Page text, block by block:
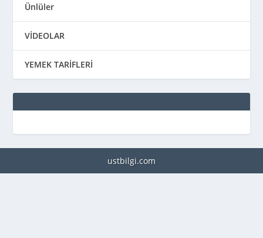
Ünlüler
VİDEOLAR
YEMEK TARİFLERİ
ustbilgi.com